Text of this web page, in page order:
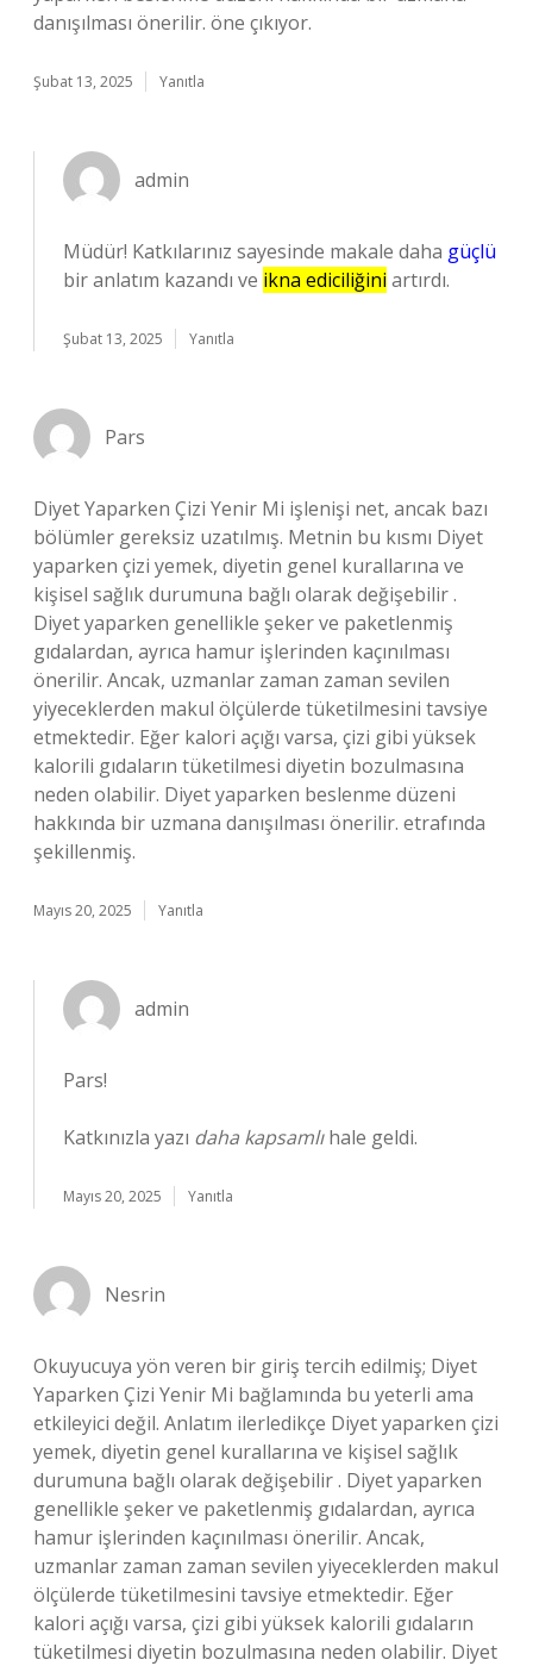
danışılması önerilir. öne çıkıyor.
Şubat 13, 2025 Yanıtla
admin
Müdür! Katkılarınız sayesinde makale daha güçlü
bir anlatım kazandı ve ikna ediciliğini artırdı.
Şubat 13, 2025 Yanıtla
Pars
Diyet Yaparken Çizi Yenir Mi işlenişi net, ancak bazı
bölümler gereksiz uzatılmış. Metnin bu kısmı Diyet
yaparken çizi yemek, diyetin genel kurallarına ve
kişisel sağlık durumuna bağlı olarak değişebilir .
Diyet yaparken genellikle şeker ve paketlenmiş
gıdalardan, ayrıca hamur işlerinden kaçınılması
önerilir. Ancak, uzmanlar zaman zaman sevilen
yiyeceklerden makul ölçülerde tüketilmesini tavsiye
etmektedir. Eğer kalori açığı varsa, çizi gibi yüksek
kalorili gıdaların tüketilmesi diyetin bozulmasına
neden olabilir. Diyet yaparken beslenme düzeni
hakkında bir uzmana danışılması önerilir. etrafında
şekillenmiş.
Mayıs 20, 2025 Yanıtla
admin
Pars!
Katkınızla yazı daha kapsamlıhale geldi.
Mayıs 20, 2025 Yanıtla
Nesrin
Okuyucuya yön veren bir giriş tercih edilmiş; Diyet
Yaparken Çizi Yenir Mi bağlamında bu yeterli ama
etkileyici değil. Anlatım ilerledikçe Diyet yaparken çizi
yemek, diyetin genel kurallarına ve kişisel sağlık
durumuna bağlı olarak değişebilir . Diyet yaparken
genellikle şeker ve paketlenmiş gıdalardan, ayrıca
hamur işlerinden kaçınılması önerilir. Ancak,
uzmanlar zaman zaman sevilen yiyeceklerden makul
ölçülerde tüketilmesini tavsiye etmektedir. Eğer
kalori açığı varsa, çizi gibi yüksek kalorili gıdaların
tüketilmesi diyetin bozulmasına neden olabilir. Diyet